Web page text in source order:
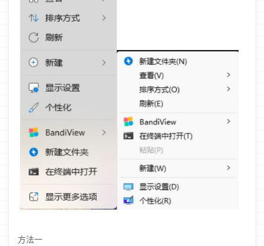
方法一